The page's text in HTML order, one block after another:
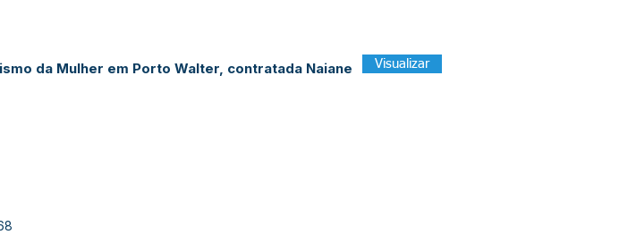
da Mulher em Porto Walter, contratada Naiane
Visualizar